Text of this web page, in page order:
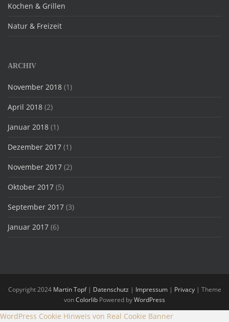
Kochen & Grillen
Natur & Freizeit
ARCHIV
November 2018 (1)
April 2018 (2)
Januar 2018 (1)
Dezember 2017 (1)
November 2017 (2)
Oktober 2017 (5)
September 2017 (3)
Januar 2017 (6)
Copyright 2024 Martin Topf| Datenschutz | Impressum| Privacy| Theme
vonColorlib Powered byWordPress
WordPress Cookie Hinweis von Real Cookie Banner